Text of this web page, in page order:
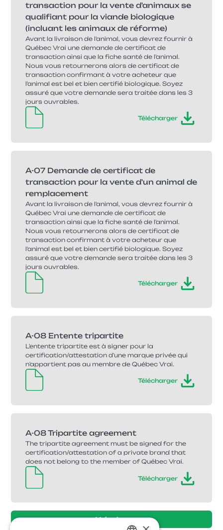
transaction pour la vente d'animaux se
qualifiant pour la viande biologique
(incluant les animaux de réforme)
Avant la livraison de l'animal, vous devrez fournir à
Québec Vrai une demande de certificat de
transaction ainsi que la fiche santé de l'animal.
Nous vous retournerons alors de certificat de
transaction confirmant à votre acheteur que
l'animal est bel et bien certifié biologique. Soyez
assuré que votre demande sera traitée dans les 3
jours ouvrables.
Télécharger
A-07 Demande de certificat de
transaction pour la vente d'un animal de
remplacement
Avant la livraison de l'animal, vous devrez fournir à
Québec Vrai une demande de certificat de
transaction ainsi que la fiche santé de l'animal.
Nous vous retournerons alors de certificat de
transaction confirmant à votre acheteur que
l'animal est bel et bien certifié biologique. Soyez
assuré que votre demande sera traitée dans les 3
jours ouvrables.
Télécharger
A-08 Entente tripartite
L'entente tripartite est à signer pour la
certification/attestation d'une marque privée qui
n'appartient pas au membre de Québec Vrai.
Télécharger
A-08 Tripartite agreement
The tripartite agreement must be signed for the
certification/attestation of a private brand that
does not belong to the member of Québec Vrai.
Télécharger
Voir plus